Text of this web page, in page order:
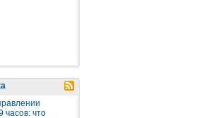
часов: что